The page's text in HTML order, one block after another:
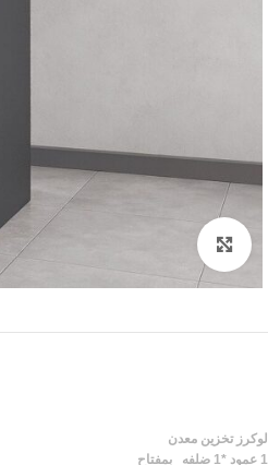
لوكرز تخزين معدن
1 عمود *1 ضلفه بمفتاح